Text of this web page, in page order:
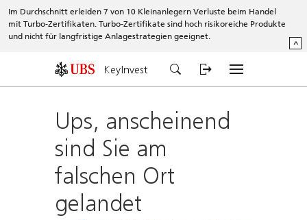
Im Durchschnitt erleiden 7 von 10 Kleinanlegern Verluste beim Handel
mit Turbo-Zertifikaten. Turbo-Zertifikate sind hoch risikoreiche Produkte
und nicht für langfristige Anlagestrategien geeignet.
^
KeyInvest
Ups, anscheinend
sind Sie am
falschen Ort
gelandet